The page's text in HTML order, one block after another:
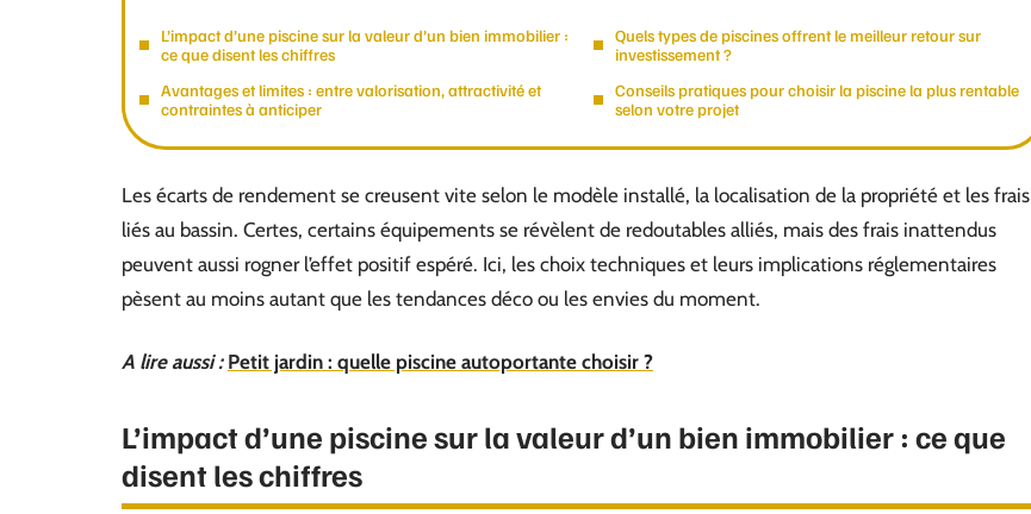
L’impact d’une piscine sur la valeur d’un bien immobilier :
ce que disent les chiffres
Quels types de piscines offrent le meilleur retour sur
investissement ?
Avantages et limites : entre valorisation, attractivité et
contraintes à anticiper
Conseils pratiques pour choisir la piscine la plus rentable
selon votre projet
Les écarts de rendement se creusent vite selon le modèle installé, la localisation de la propriété et les frais
liés au bassin. Certes, certains équipements se révèlent de redoutables alliés, mais des frais inattendus
peuvent aussi rogner l’effet positif espéré. Ici, les choix techniques et leurs implications réglementaires
pèsent au moins autant que les tendances déco ou les envies du moment.
A lire aussi : Petit jardin : quelle piscine autoportante choisir ?
L’impact d’une piscine sur la valeur d’un bien immobilier : ce que
disent les chiffres